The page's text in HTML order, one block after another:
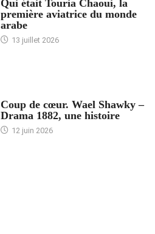
Qui était Touria Chaoui, la
première aviatrice du monde
arabe
13 juillet 2026
Coup de cœur. Wael Shawky –
Drama 1882, une histoire
12 juin 2026